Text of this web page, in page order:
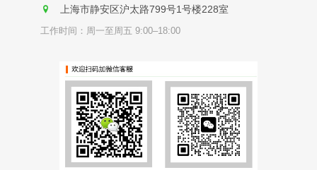
上海市静安区沪太路799号1号楼228室
工作时间：周一至周五 9:00–18:00